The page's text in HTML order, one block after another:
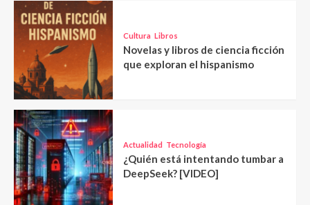
Cultura Libros
Novelas y libros de ciencia ficción
que exploran el hispanismo
Actualidad Tecnología
¿Quién está intentando tumbar a
DeepSeek? [VIDEO]